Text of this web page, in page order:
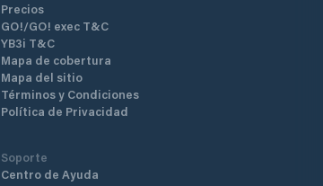
Precios
GO!/GO! exec T&C
YB3i T&C
Mapa de cobertura
Mapa del sitio
Términos y Condiciones
Política de Privacidad
Soporte
Centro de Ayuda